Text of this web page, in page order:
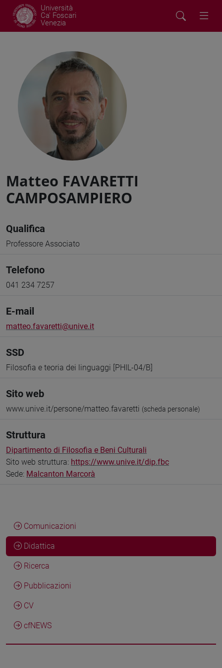
Università
Ca' Foscari
Venezia
Matteo FAVARETTI
CAMPOSAMPIERO
Qualifica
Professore Associato
Telefono
041 234 7257
E-mail
matteo.favaretti@unive.it
SSD
Filosofia e teoria dei linguaggi [PHIL-04/B]
Sito web
www.unive.it/persone/matteo.favaretti (scheda personale)
Struttura
Dipartimento di Filosofia e Beni Culturali
Sito web struttura: https://www.unive.it/dip.fbc
Sede: Malcanton Marcorà
Comunicazioni
Didattica
Ricerca
Pubblicazioni
CV
cfNEWS